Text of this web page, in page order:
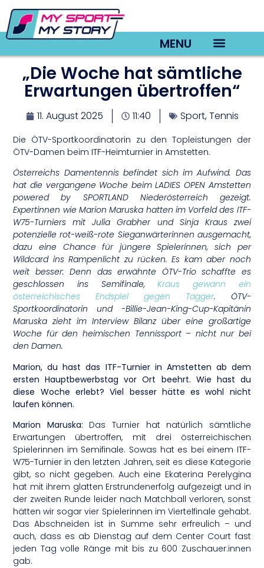
MENU
„Die Woche hat sämtliche
Erwartungen übertroffen“
11. August 2025 11:40 Sport,Tennis
Die ÖTV-Sportkoordinatorin zu den Topleistungen der
ÖTV-Damen beim ITF-Heimturnier in Amstetten.
Österreichs Damentennis befindet sich im Aufwind. Das
hat die vergangene Woche beim LADIES OPEN Amstetten
powered by SPORTLAND Niederösterreich gezeigt.
Expertinnen wie Marion Maruska hatten im Vorfeld des ITF-
W75-Turniers mit Julia Grabher und Sinja Kraus zwei
potenzielle rot-weiß-rote Sieganwärterinnen ausgemacht,
dazu eine Chance für jüngere Spielerinnen, sich per
Wildcard ins Rampenlicht zu rücken. Es kam aber noch
weit besser: Denn das erwähnte ÖTV-Trio schaffte es
geschlossen ins Semifinale,Kraus gewann ein
österreichisches Endspiel gegen Tagger. ÖTV-
Sportkoordinatorin und -Billie-Jean-King-Cup-Kapitänin
Maruska zieht im Interview Bilanz über eine großartige
Woche für den heimischen Tennissport – nicht nur bei
den Damen.
Marion, du hast das ITF-Turnier in Amstetten ab dem
ersten Hauptbewerbstag vor Ort beehrt. Wie hast du
diese Woche erlebt? Viel besser hätte es wohl nicht
laufen können.
Marion Maruska: Das Turnier hat natürlich sämtliche
Erwartungen übertroffen, mit drei österreichischen
Spielerinnen im Semifinale. Sowas hat es bei einem ITF-
W75-Turnier in den letzten Jahren, seit es diese Kategorie
gibt, so nicht gegeben. Auch eine Ekaterina Perelygina
hat mit ihrem glatten Erstrundenerfolg aufgezeigt und in
der zweiten Runde leider nach Matchball verloren, sonst
hätten wir sogar vier Spielerinnen im Viertelfinale gehabt.
Das Abschneiden ist in Summe sehr erfreulich – und
auch, dass es ab Dienstag auf dem Center Court fast
jeden Tag volle Ränge mit bis zu 600 Zuschauer:innen
gab.